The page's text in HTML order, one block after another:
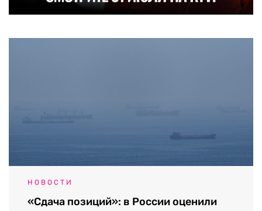
НОВОСТИ
«Сдача позиций»: в России оценили